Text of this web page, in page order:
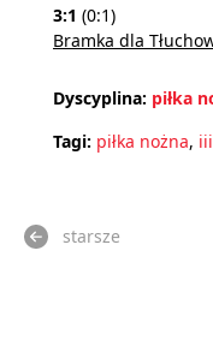
3:1 (0:1)
Bramka dla
Dyscyplina: piłka
Tagi: piłka nożna,
starsze